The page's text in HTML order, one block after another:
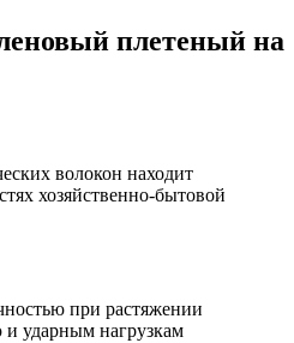
плетеный на
волокон находит
хозяйственно-бытовой
при растяжении
ударным нагрузкам